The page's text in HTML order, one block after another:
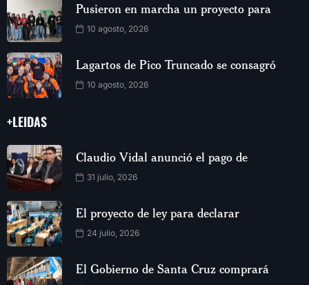
Pusieron en marcha un proyecto para
10 agosto, 2026
Lagartos de Pico Truncado se consagró
10 agosto, 2026
+LEIDAS
Claudio Vidal anunció el pago de
31 julio, 2026
El proyecto de ley para declarar
24 julio, 2026
El Gobierno de Santa Cruz comprará